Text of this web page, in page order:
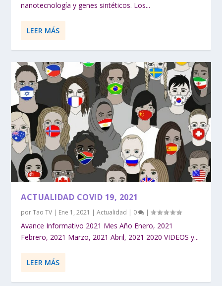
nanotecnología y genes sintéticos. Los...
LEER MÁS
ACTUALIDAD COVID 19, 2021
porTao TV | Ene 1, 2021 |Actualidad | 0 |
Avance Informativo 2021 Mes Año Enero, 2021
Febrero, 2021 Marzo, 2021 Abril, 2021 2020 VIDEOS y...
LEER MÁS